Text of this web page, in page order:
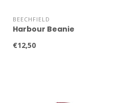
BEECHFIELD
Harbour Beanie
€12,50